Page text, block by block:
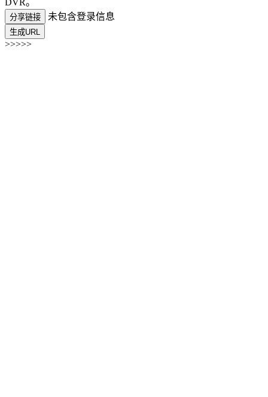
DVR。
分享链接 未包含登录信息
生成URL
>>>>>